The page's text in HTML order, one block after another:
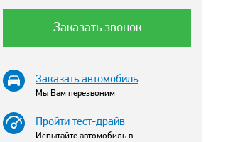
Заказать звонок
Заказать автомобиль
Мы Вам перезвоним
Пройти тест-драйв
Испытайте автомобиль в